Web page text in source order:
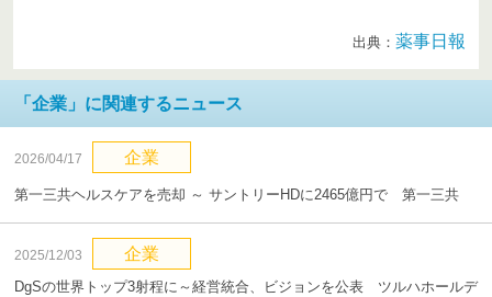
出典： 薬事日報
「企業」に関連するニュース
2026/04/17 企業
第一三共ヘルスケアを売却 ～ サントリーHDに2465億円で 第一三共
2025/12/03 企業
DgSの世界トップ3射程に～経営統合、ビジョンを公表 ツルハホールデ